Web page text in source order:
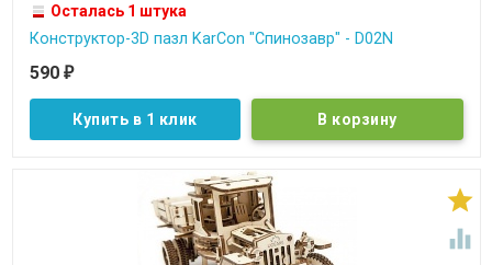
Осталась 1 штука
Конструктор-3D пазл KarCon "Спинозавр" - D02N
590 ₽
Купить в 1 клик

